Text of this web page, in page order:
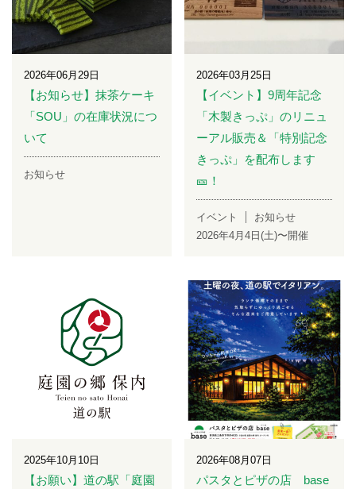
2026年06月29日
【お知らせ】抹茶ケーキ
「SOU」の在庫状況につ
いて
お知らせ
2026年03月25日
【イベント】9周年記念
「木製きっぷ」のリニュ
ーアル販売＆「特別記念
きっぷ」を配布します
🎫！
イベント
お知らせ
2026年4月4日(土)〜開催
2025年10月10日
【お願い】道の駅「庭園
2026年08月07日
パスタとピザの店 base